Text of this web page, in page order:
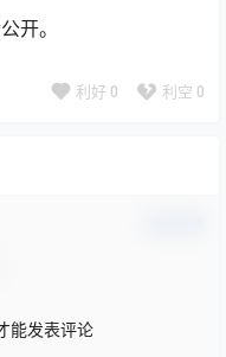
开。
利好 0 利空 0
能发表评论